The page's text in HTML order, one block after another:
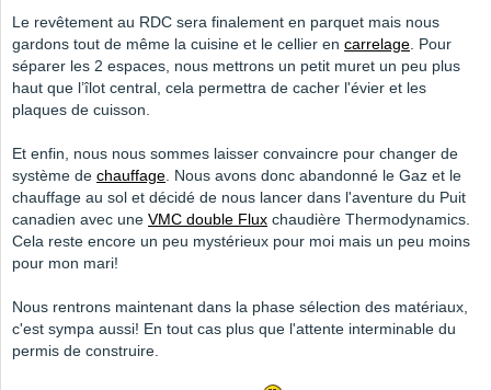
Le revêtement au RDC sera finalement en parquet mais nous
gardons tout de même la cuisine et le cellier en carrelage. Pour
séparer les 2 espaces, nous mettrons un petit muret un peu plus
haut que l’îlot central, cela permettra de cacher l'évier et les
plaques de cuisson.
Et enfin, nous nous sommes laisser convaincre pour changer de
système de chauffage. Nous avons donc abandonné le Gaz et le
chauffage au sol et décidé de nous lancer dans l'aventure du Puit
canadien avec une VMC double Flux chaudière Thermodynamics.
Cela reste encore un peu mystérieux pour moi mais un peu moins
pour mon mari!
Nous rentrons maintenant dans la phase sélection des matériaux,
c'est sympa aussi! En tout cas plus que l'attente interminable du
permis de construire.